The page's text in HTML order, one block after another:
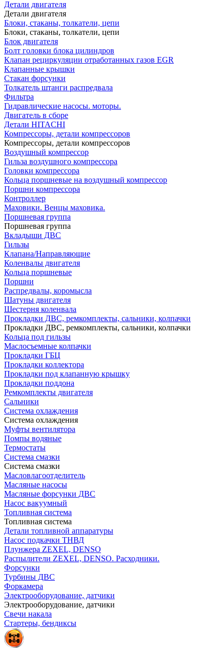
Детали двигателя
Детали двигателя
Блоки, стаканы, толкатели, цепи
Блоки, стаканы, толкатели, цепи
Блок двигателя
Болт головки блока цилиндров
Клапан рециркуляции отработанных газов EGR
Клапанные крышки
Стакан форсунки
Толкатель штанги распредвала
Фильтра
Гидравлические насосы. моторы.
Двигатель в сборе
Детали HITACHI
Компрессоры, детали компрессоров
Компрессоры, детали компрессоров
Воздушный компрессор
Гильза воздушного компрессора
Головки компрессора
Кольца поршневые на воздушный компрессор
Поршни компрессора
Контроллер
Маховики. Венцы маховика.
Поршневая группа
Поршневая группа
Вкладыши ДВС
Гильзы
Клапана/Направляющие
Коленвалы двигателя
Кольца поршневые
Поршни
Распредвалы, коромысла
Шатуны двигателя
Шестерня коленвала
Прокладки ДВС, ремкомплекты, сальники, колпачки
Прокладки ДВС, ремкомплекты, сальники, колпачки
Кольца под гильзы
Маслосъемные колпачки
Прокладки ГБЦ
Прокладки коллектора
Прокладки под клапанную крышку
Прокладки поддона
Ремкомплекты двигателя
Сальники
Система охлаждения
Система охлаждения
Муфты вентилятора
Помпы водяные
Термостаты
Система смазки
Система смазки
Масловлагоотделитель
Масляные насосы
Масляные форсунки ДВС
Насос вакуумный
Топливная система
Топливная система
Детали топливной аппаратуры
Насос подкачки ТНВД
Плунжера ZEXEL, DENSO
Распылители ZEXEL, DENSO. Расходники.
Форсунки
Турбины ДВС
Форкамера
Электрооборудование, датчики
Электрооборудование, датчики
Свечи накала
Стартеры, бендиксы